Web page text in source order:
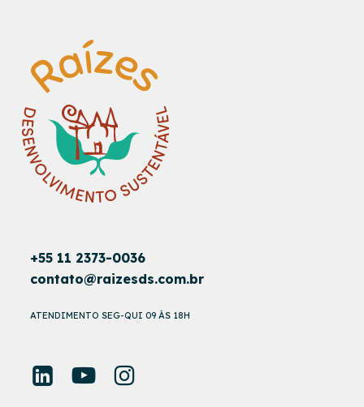
+55 11 2373-0036
contato@raizesds.com.br
ATENDIMENTO SEG-QUI 09 ÀS 18H